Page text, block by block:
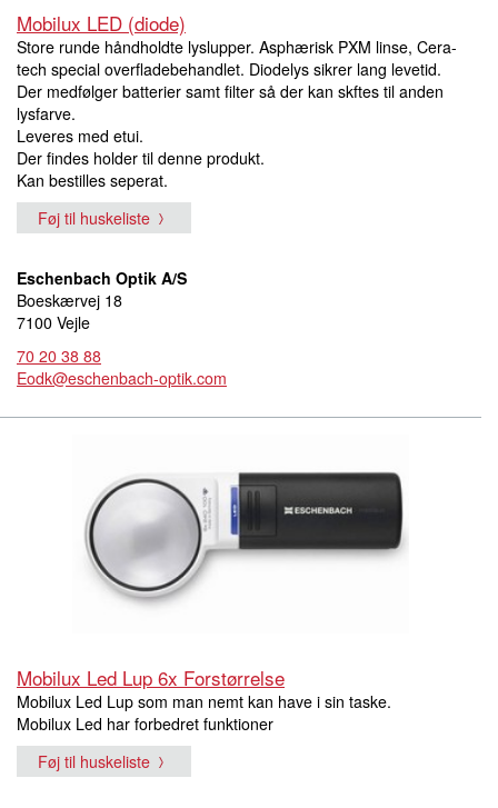
Mobilux LED (diode)
Store runde håndholdte lyslupper. Asphærisk PXM linse, Cera-
tech special overfladebehandlet. Diodelys sikrer lang levetid.
Der medfølger batterier samt filter så der kan skftes til anden
lysfarve.
Leveres med etui.
Der findes holder til denne produkt.
Kan bestilles seperat.
Føj til huskeliste
Eschenbach Optik A/S
Boeskærvej 18
7100 Vejle
70 20 38 88
Eodk@eschenbach-optik.com
Mobilux Led Lup 6x Forstørrelse
Mobilux Led Lup som man nemt kan have i sin taske.
Mobilux Led har forbedret funktioner
Føj til huskeliste